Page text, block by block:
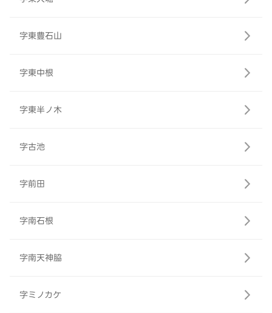
字東豊石山
字東中根
字東半ノ木
字古池
字前田
字南石根
字南天神脇
字ミノカケ